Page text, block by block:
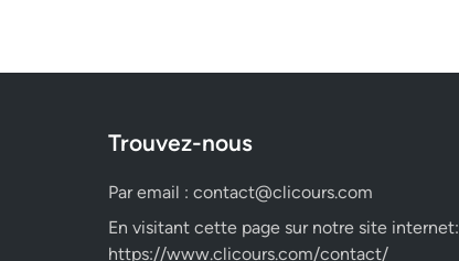
Trouvez-nous
Par email : contact@clicours.com
En visitant cette page sur notre site internet:
https://www.clicours.com/contact/